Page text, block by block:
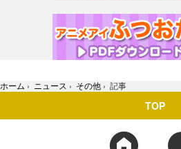
ホーム › ニュース › その他 › 記事
TOP